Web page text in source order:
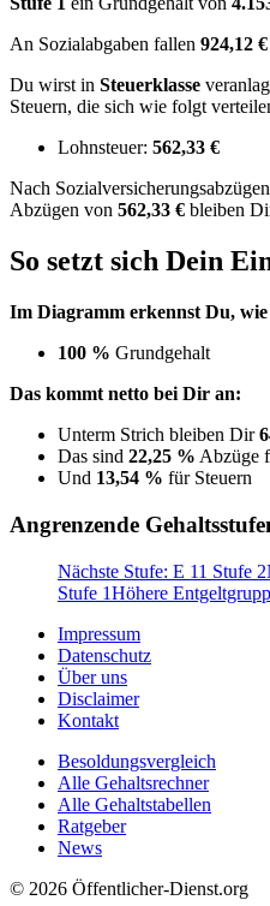
An Sozialabgaben fallen 924,12 €
Du wirst in Steuerklasse
Steuern, die sich wie folgt
Lohnsteuer: 562,33 €
Nach
Abzügen von 562,33 € bleiben
So setzt sich Dein
Im Diagramm erkennst Du, wie
100 % Grundgehalt
Das kommt netto bei Dir an:
Unterm Strich bleiben Dir
Das sind 22,25 % Abzüge
Und 13,54 % für Steuern
Angrenzende
Nächste Stufe: E 11 Stufe 2
Stufe 1Höhere
Impressum
Datenschutz
Über uns
Disclaimer
Kontakt
Besoldungsvergleich
Alle Gehaltsrechner
Alle Gehaltstabellen
Ratgeber
News
© 2026 Öffentlicher-Dienst.org